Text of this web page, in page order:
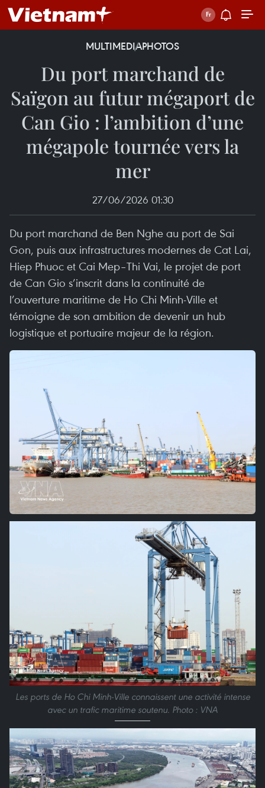
MULTIMEDIAPHOTOS
Du port marchand de
Saïgon au futur mégaport de
Can Gio : l’ambition d’une
mégapole tournée vers la
mer
27/06/2026 01:30
Du port marchand de Ben Nghe au port de Sai
Gon, puis aux infrastructures modernes de Cat Lai,
Hiep Phuoc et Cai Mep–Thi Vai, le projet de port
de Can Gio s’inscrit dans la continuité de
l’ouverture maritime de Ho Chi Minh-Ville et
témoigne de son ambition de devenir un hub
logistique et portuaire majeur de la région.
Les ports de Ho Chi Minh-Ville connaissent une activité intense
avec un trafic maritime soutenu. Photo : VNA